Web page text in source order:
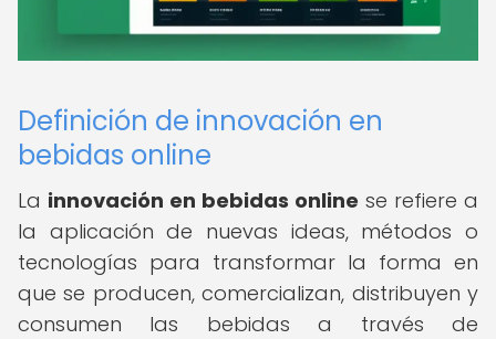
Definición de innovación en
bebidas online
La innovación en bebidas online se refiere a
la aplicación de nuevas ideas, métodos o
tecnologías para transformar la forma en
que se producen, comercializan, distribuyen y
consumen las bebidas a través de